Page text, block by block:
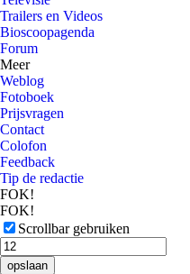
Trailers en Videos
Bioscoopagenda
Forum
Meer
Weblog
Fotoboek
Prijsvragen
Contact
Colofon
Feedback
Tip de redactie
FOK!
FOK!
Scrollbar gebruiken
opslaan